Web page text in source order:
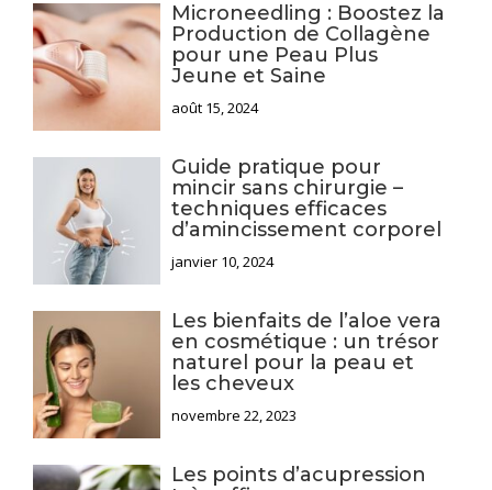
Microneedling : Boostez la
Production de Collagène
pour une Peau Plus
Jeune et Saine
août 15, 2024
Guide pratique pour
mincir sans chirurgie –
techniques efficaces
d’amincissement corporel
janvier 10, 2024
Les bienfaits de l’aloe vera
en cosmétique : un trésor
naturel pour la peau et
les cheveux
novembre 22, 2023
Les points d’acupression